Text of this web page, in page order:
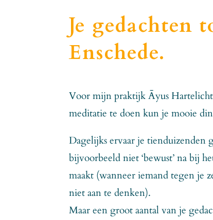
Je gedachten
Enschede.
Voor mijn praktijk Āyus
meditatie te doen kun je mooie
Dagelijks ervaar je tienduizenden
bijvoorbeeld niet ‘bewust’ na bij
maakt (wanneer iemand tegen je
niet aan te denken).
Maar een groot aantal van je